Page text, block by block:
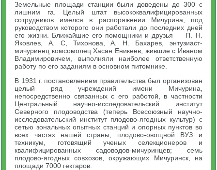
Земельные площади станции были доведены до 300 с
лишним га. Целый штат высококвалифицированных
сотрудников имелся в распоряжении Мичурина, под
руководством которого они работали до последних дней
его жизни. Ближайшие его помощники и друзья — П. Н.
Яковлев, А. С, Тихонова, А. Н. Бахарев, энтузиаст-
мичуринец комсомолец Хасан Еникеев, жившие с Иваном
Владимировичем, выполняли наиболее ответственную
работу по его заданиям в основном питомнике.
В 1931 г. постановлением правительства был организован
целый ряд учреждений имени Мичурина,
непосредственно связанных с его работой, в частности
Центральный научно-исследовательский институт
Северного плодоводства (теперь Всесоюзный научно-
исследовательский институт плодово-ягодных культур) с
сетью зональных опытных станций и опорных пунктов во
всех частях нашей страны; плодово-овощной ВУЗ и
техникум, готовящий ученых селекционеров и
квалифицированных садоводов-мичуринцев; семь
плодово-ягодных совхозов, окружающих Мичуринск, на
площади 7000 гектаров.